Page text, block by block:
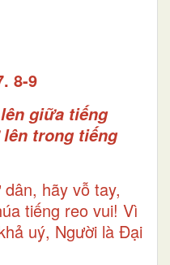
8-9
giữa tiếng
trong tiếng
hãy vỗ tay,
tiếng reo vui! Vì
uý, Người là Ðại